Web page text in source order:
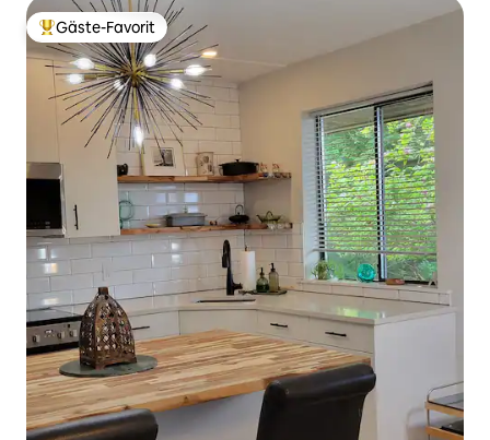
Beliebter Gäste-Favorit.
Gäste-Favorit